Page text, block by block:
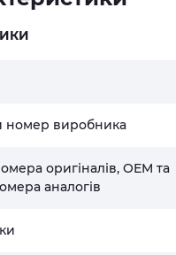
номер виробника
оригіналів, OEM та
аналогів